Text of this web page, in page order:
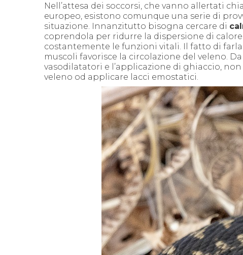
Nell’attesa dei soccorsi, che vanno allertati
europeo, esistono comunque una serie di
situazione. Innanzitutto bisogna cercare di
coprendola per ridurre la dispersione di
costantemente le funzioni vitali. Il fatto di
muscoli favorisce la circolazione del veleno.
vasodilatatori e l’applicazione di ghiaccio,
veleno od applicare lacci emostatici.